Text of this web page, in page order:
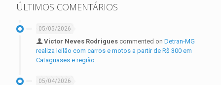
ÚLTIMOS COMENTÁRIOS
05/05/2026
Victor Neves Rodrigues commented on Detran-MG
realiza leilão com carros e motos a partir de R$ 300 em
Cataguases e região.
05/04/2026